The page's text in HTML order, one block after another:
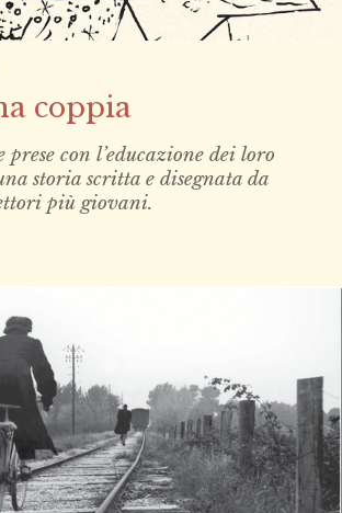
coppia
prese con l’educazione dei loro
storia scritta e disegnata da
più giovani.